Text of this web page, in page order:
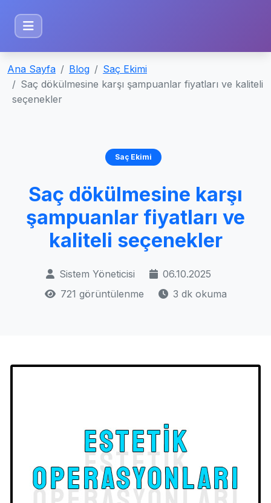
Ana Sayfa Blog
Saç Ekimi
Saç dökülmesine karşı şampuanlar fiyatları ve kaliteli
seçenekler
Saç Ekimi
Saç dökülmesine karşı
şampuanlar fiyatları ve
kaliteli seçenekler
Sistem Yöneticisi
06.10.2025
721 görüntülenme
3 dk okuma